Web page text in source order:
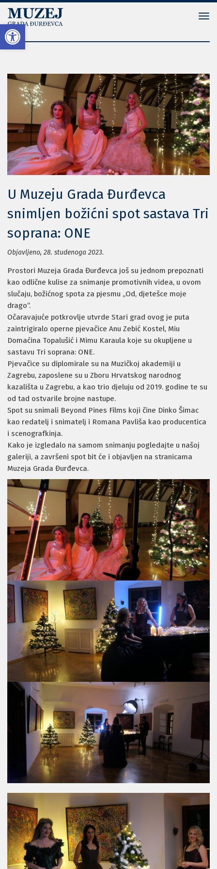
Open toolbar
U Muzeju Grada Đurđevca
snimljen božićni spot sastava Tri
soprana: ONE
Objavljeno, 28. studenoga 2023.
Prostori Muzeja Grada Đurđevca još su jednom prepoznati
kao odlične kulise za snimanje promotivnih videa, u ovom
slučaju, božićnog spota za pjesmu „Od, djetešce moje
drago”.
Očaravajuće potkrovlje utvrde Stari grad ovog je puta
zaintrigiralo operne pjevačice Anu Zebić Kostel, Miu
Domaćina Topalušić i Mimu Karaula koje su okupljene u
sastavu Tri soprana: ONE.
Pjevačice su diplomirale su na Muzičkoj akademiji u
Zagrebu, zaposlene su u Zboru Hrvatskog narodnog
kazališta u Zagrebu, a kao trio djeluju od 2019. godine te su
od tad ostvarile brojne nastupe.
Spot su snimali Beyond Pines Films koji čine Dinko Šimac
kao redatelj i snimatelj i Romana Pavliša kao producentica
i scenografkinja.
Kako je izgledalo na samom snimanju pogledajte u našoj
galeriji, a završeni spot bit će i objavljen na stranicama
Muzeja Grada Đurđevca.